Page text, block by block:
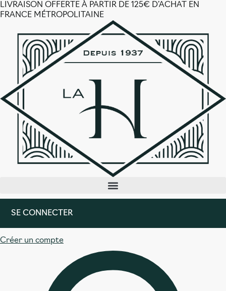
Aller
au
LIVRAISON OFFERTE À PARTIR DE 125€ D’ACHAT EN
FRANCE MÉTROPOLITAINE
SE CONNECTER
Créer un compte